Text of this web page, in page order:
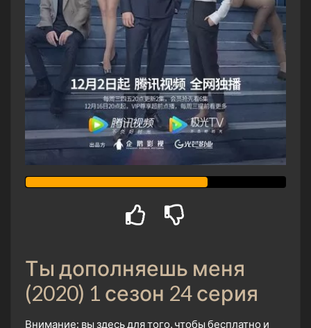
Ты дополняешь меня
(2020) 1 сезон 24 серия
Внимание: вы здесь для того, чтобы бесплатно и